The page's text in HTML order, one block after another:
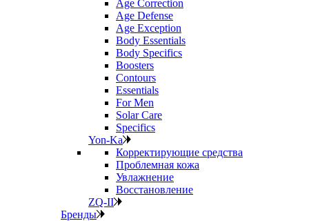
Age Correction
Age Defense
Age Exception
Body Essentials
Body Specifics
Boosters
Contours
Essentials
For Men
Solar Care
Specifics
Yon-Ka
Корректирующие средства
Проблемная кожа
Увлажнение
Восстановление
ZQ-II
Бренды